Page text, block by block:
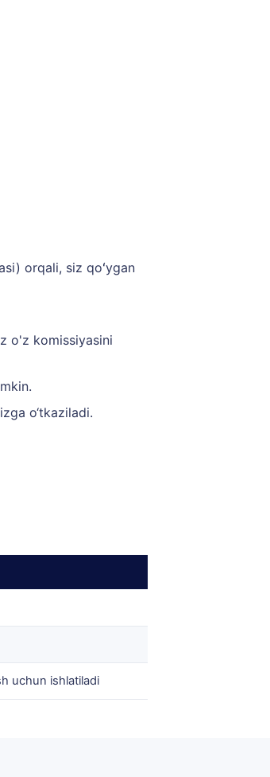
orqali, siz qoʻygan
o'z komissiyasini
o‘tkaziladi.
uchun ishlatiladi